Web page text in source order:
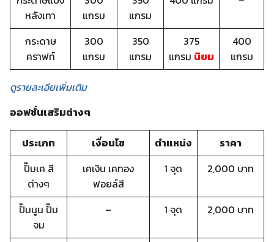
หลังเทา
แกรม
แกรม
กระดาษ
คราฟท์
300
แกรม
350
แกรม
375
แกรม นิยม
400
แกรม
ดูรายละเอียเพิ่มเติม
ออฟชั่นเสริมต่างๆ
ประเภท เงื่อนไข ตำแหน่ง
ราคา
ปั๊มเค สี
ต่างๆ
เคเงิน เคทอง
ฟอยล์สี
1 จุด 2,000 บาท
ปั๊มนูน ปั๊ม
จม
– 1 จุด 2,000 บาท